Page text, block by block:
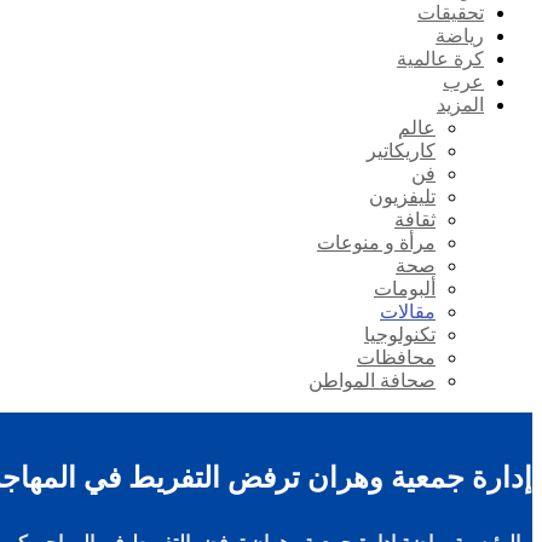
تحقيقات
رياضة
كرة عالمية
عرب
المزيد
عالم
كاريكاتير
فن
تليفزيون
ثقافة
مرأة و منوعات
صحة
ألبومات
مقالات
تكنولوجيا
محافظات
صحافة المواطن
إدارة جمعية وهران ترفض التفريط في